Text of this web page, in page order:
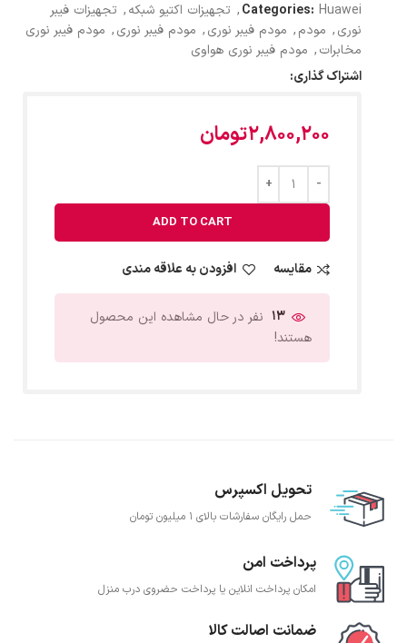
Categories: Huawei
, تجهیزات اکتیو شبکه, تجهیزات فیبر
نوری, مودم, مودم فیبر نوری, مودم فیبر نوری, مودم فیبر نوری
مخابرات, مودم فیبر نوری هواوی
اشتراک گذاری:
2,800,200تومان
ADD TO CART
مقایسه افزودن به علاقه مندی
13 نفر در حال مشاهده این محصول
هستند!
تحویل اکسپرس
حمل رایگان سفارشات بالای 1 میلیون تومان
پرداخت امن
امکان پرداخت انلاین یا پرداخت حضروی درب منزل
ضمانت اصالت کالا